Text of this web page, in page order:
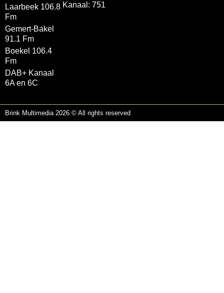
Laarbeek 106.8
Fm
Gemert-Bakel
91.1 Fm
Boekel 106.4
Fm
DAB+ Kanaal
6A en 6C
Kanaal: 751
Brink Multimedia 2026 © All rights reserved